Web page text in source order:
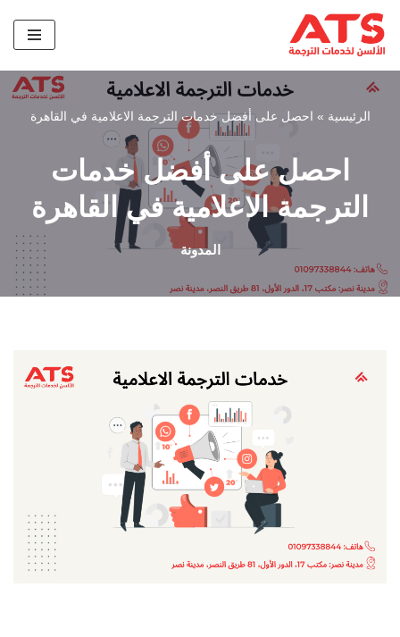
تخطى
إلى
المحتوى
الرئيسية » احصل على أفضل خدمات الترجمة الاعلامية في القاهرة
احصل على أفضل خدمات
الترجمة الاعلامية في القاهرة
المدونة